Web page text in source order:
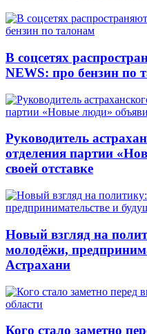
В соцсетях
NEWS: про бензин по
Руководитель
отделения партии
своей отставке
Новый взгляд на
молодёжи,
Астрахани
Кого стало заметно